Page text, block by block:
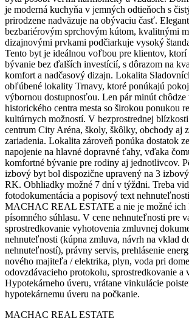
je moderná kuchyňa v jemných odtieňoch s
prirodzene nadväzuje na obývaciu časť.
bezbariérovým sprchovým kútom, kvalitnými
dizajnovými prvkami podčiarkuje vysoký
Tento byt je ideálnou voľbou pre klientov,
bývanie bez ďalších investícií, s dôrazom na
komfort a nadčasový dizajn. Lokalita
obľúbené lokality Trnavy, ktoré ponúkajú
výbornou dostupnosťou. Len pár minút chôdze
historického centra mesta so širokou ponukou
kultúrnych možností. V bezprostrednej
centrum City Aréna, školy, škôlky, obchody aj
zariadenia. Lokalita zároveň ponúka dostatok
napojenie na hlavné dopravné ťahy, vďaka
komfortné bývanie pre rodiny aj jednotlivcov.
izbový byt bol dispozične upravený na 3
RK. Obhliadky možné 7 dní v týždni. Treba
fotodokumentácia a popisový text
MACHAC REAL ESTATE a nie je možné ich
písomného súhlasu. V cene nehnuteľnosti pre
sprostredkovanie vyhotovenia zmluvnej
nehnuteľnosti (kúpna zmluva, návrh na vklad
nehnuteľností), právny servis, prehlásenie
nového majiteľa / elektrika, plyn, voda pri
odovzdávacieho protokolu, sprostredkovanie a
Hypotekárneho úveru, vrátane vinkulácie
hypotekárnemu úveru na počkanie.
MACHAC REAL ESTATE